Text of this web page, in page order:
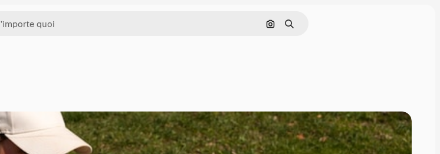
Rechercher par image
Rechercher